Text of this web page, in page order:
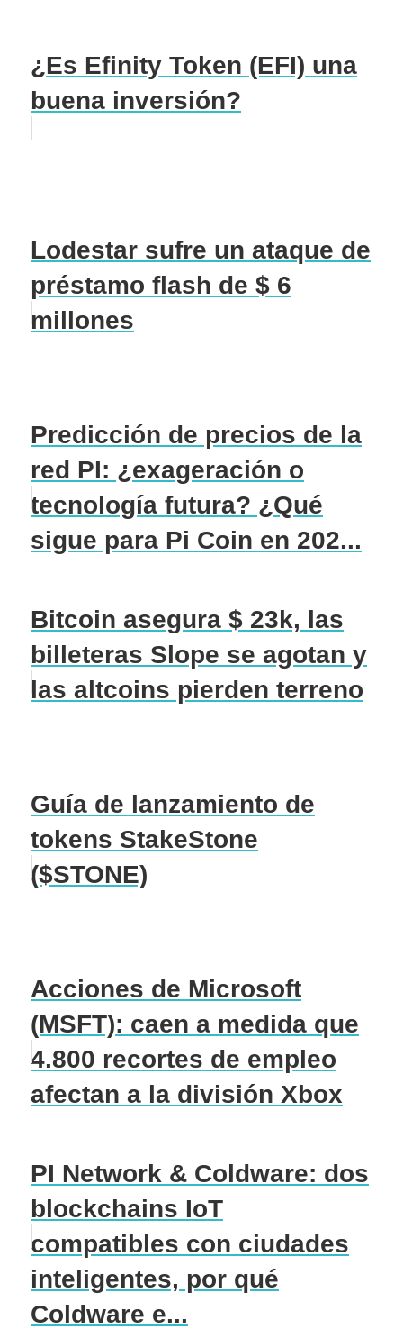
¿Es Efinity Token (EFI) una
buena inversión?
Lodestar sufre un ataque de
préstamo flash de $ 6
millones
Predicción de precios de la
red PI: ¿exageración o
tecnología futura? ¿Qué
sigue para Pi Coin en 202...
Bitcoin asegura $ 23k, las
billeteras Slope se agotan y
las altcoins pierden terreno
Guía de lanzamiento de
tokens StakeStone
($STONE)
Acciones de Microsoft
(MSFT): caen a medida que
4.800 recortes de empleo
afectan a la división Xbox
PI Network & Coldware: dos
blockchains IoT
compatibles con ciudades
inteligentes, por qué
Coldware e...